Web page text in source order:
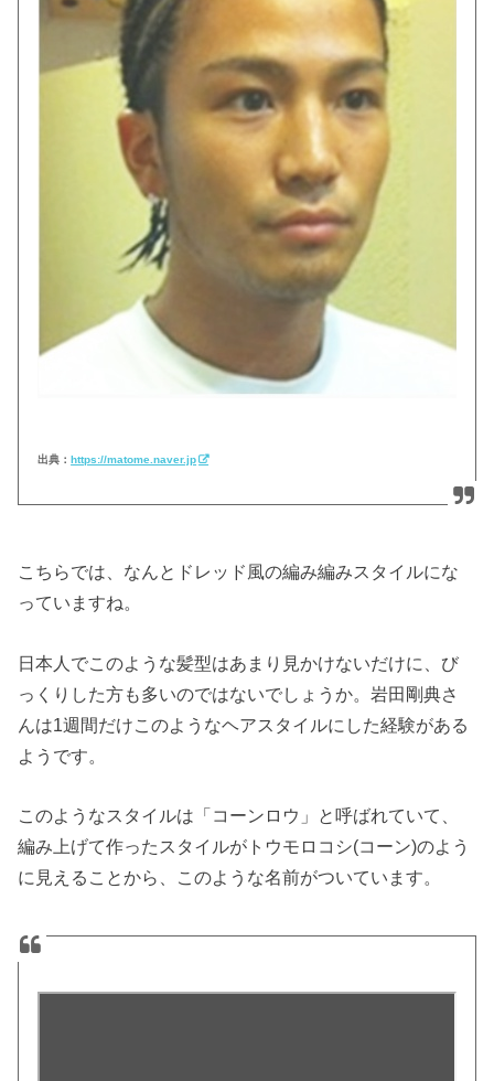
出典：https://matome.naver.jp
こちらでは、なんとドレッド風の編み編みスタイルにな
っていますね。
日本人でこのような髪型はあまり見かけないだけに、び
っくりした方も多いのではないでしょうか。岩田剛典さ
んは1週間だけこのようなヘアスタイルにした経験がある
ようです。
このようなスタイルは「コーンロウ」と呼ばれていて、
編み上げて作ったスタイルがトウモロコシ(コーン)のよう
に見えることから、このような名前がついています。